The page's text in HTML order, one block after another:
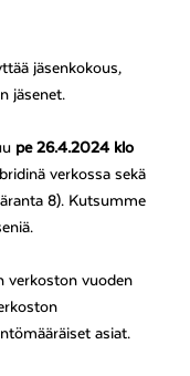
jäsenkokous,
jäsenet.
pe 26.4.2024 klo
verkossa sekä
8). Kutsumme
verkoston vuoden
asiat.